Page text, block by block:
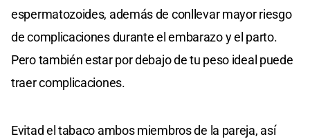
espermatozoides, además de conllevar mayor riesgo
de complicaciones durante el embarazo y el parto.
Pero también estar por debajo de tu peso ideal puede
traer complicaciones.
Evitad el tabaco ambos miembros de la pareja, así